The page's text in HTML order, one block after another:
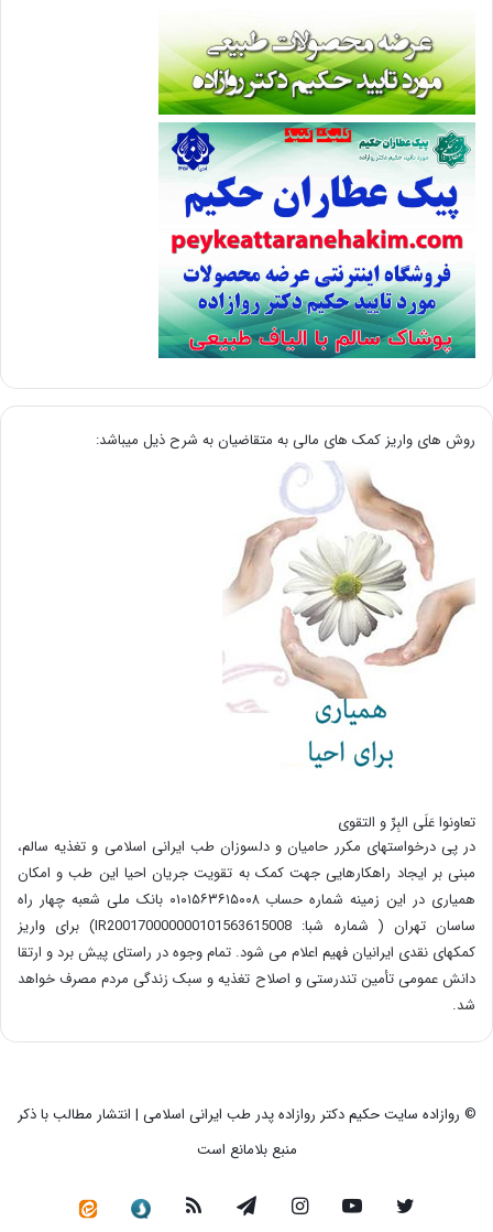
روش های واریز کمک های مالی به متقاضیان به شرح ذیل میباشد:
تعاونوا عَلَی البِرِّ و التقوی
در پی درخواستهای مکرر حامیان و دلسوزان طب ایرانی اسلامی و تغذیه سالم،
مبنی بر ایجاد راهکارهایی جهت کمک به تقویت جریان احیا این طب و امکان
همیاری در این زمینه شماره حساب ۰۱۰۱۵۶۳۶۱۵۰۰۸ بانک ملی شعبه چهار راه
ساسان تهران ( شماره شبا: IR200170000000101563615008) برای واریز
کمکهای نقدی ایرانیان فهیم اعلام می شود. تمام وجوه در راستای پیش برد و ارتقا
دانش عمومی تأمین تندرستی و اصلاح تغذیه و سبک زندگی مردم مصرف خواهد
شد.
© روازاده سایت حکیم دکتر روازاده پدر طب ایرانی اسلامی | انتشار مطالب با ذکر
منبع بلامانع است
توییتر یوتیوب اینستاگرامتلگرام خوراک سروش